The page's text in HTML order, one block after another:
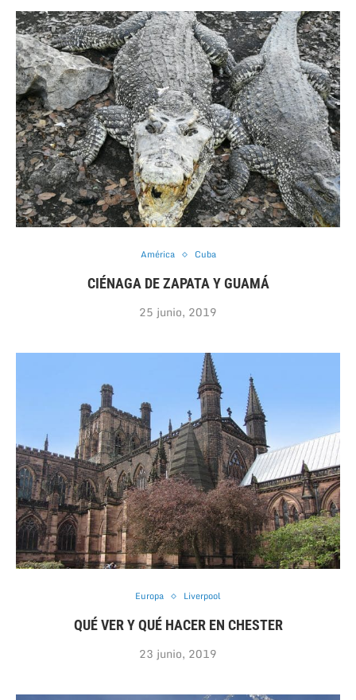
América Cuba
CIÉNAGA DE ZAPATA Y GUAMÁ
25 junio, 2019
Europa Liverpool
QUÉ VER Y QUÉ HACER EN CHESTER
23 junio, 2019